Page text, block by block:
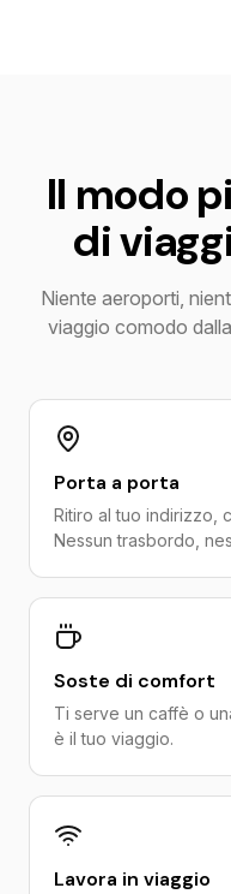
Il modo
di
Niente aeroporti,
viaggio comodo
Porta a porta
Ritiro al tuo indirizzo,
Nessun trasbordo,
Soste di comfort
Ti serve un caffè o
è il tuo viaggio.
Lavora in viaggio